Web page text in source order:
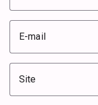
E-mail
Site